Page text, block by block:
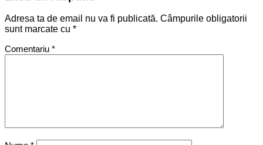
Adresa ta de email nu va fi publicată. Câmpurile obligatorii
sunt marcate cu *
Comentariu *